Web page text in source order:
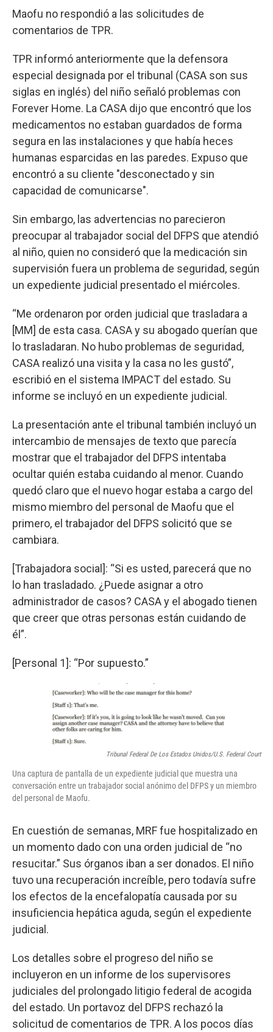
Maofu no respondió a las solicitudes de
comentarios de TPR.
TPR informó anteriormente que la defensora
especial designada por el tribunal (CASA son sus
siglas en inglés) del niño señaló problemas con
Forever Home. La CASA dijo que encontró que los
medicamentos no estaban guardados de forma
segura en las instalaciones y que había heces
humanas esparcidas en las paredes. Expuso que
encontró a su cliente "desconectado y sin
capacidad de comunicarse".
Sin embargo, las advertencias no parecieron
preocupar al trabajador social del DFPS que atendió
al niño, quien no consideró que la medicación sin
supervisión fuera un problema de seguridad, según
un expediente judicial presentado el miércoles.
“Me ordenaron por orden judicial que trasladara a
[MM] de esta casa. CASA y su abogado querían que
lo trasladaran. No hubo problemas de seguridad,
CASA realizó una visita y la casa no les gustó”,
escribió en el sistema IMPACT del estado. Su
informe se incluyó en un expediente judicial.
La presentación ante el tribunal también incluyó un
intercambio de mensajes de texto que parecía
mostrar que el trabajador del DFPS intentaba
ocultar quién estaba cuidando al menor. Cuando
quedó claro que el nuevo hogar estaba a cargo del
mismo miembro del personal de Maofu que el
primero, el trabajador del DFPS solicitó que se
cambiara.
[Trabajadora social]: “Si es usted, parecerá que no
lo han trasladado. ¿Puede asignar a otro
administrador de casos? CASA y el abogado tienen
que creer que otras personas están cuidando de
él”.
[Personal 1]: “Por supuesto.”
Tribunal Federal De Los Estados Unidos/U.S. Federal Court
Una captura de pantalla de un expediente judicial que muestra una
conversación entre un trabajador social anónimo del DFPS y un miembro
del personal de Maofu.
En cuestión de semanas, MRF fue hospitalizado en
un momento dado con una orden judicial de “no
resucitar.” Sus órganos iban a ser donados. El niño
tuvo una recuperación increíble, pero todavía sufre
los efectos de la encefalopatía causada por su
insuficiencia hepática aguda, según el expediente
judicial.
Los detalles sobre el progreso del niño se
incluyeron en un informe de los supervisores
judiciales del prolongado litigio federal de acogida
del estado. Un portavoz del DFPS rechazó la
solicitud de comentarios de TPR. A los pocos días